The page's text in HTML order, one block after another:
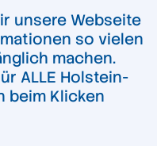
unsere Webseite
so vielen
machen.
ALLE Holstein-
beim Klicken